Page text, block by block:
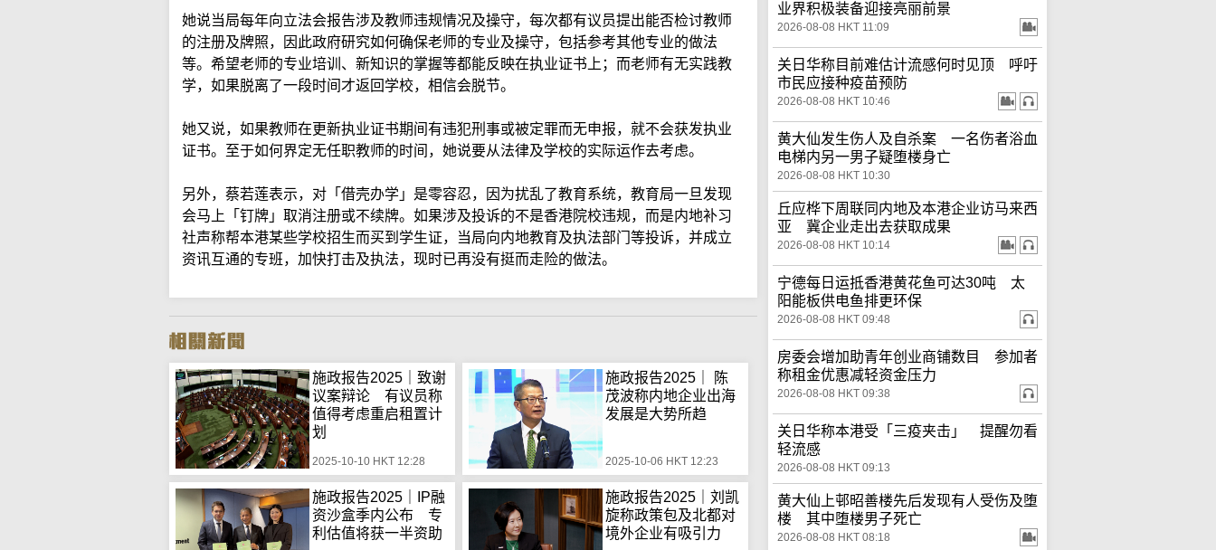
她说当局每年向立法会报告涉及教师违规情况及操守，每次都有议员提出能否检讨教师
的注册及牌照，因此政府研究如何确保老师的专业及操守，包括参考其他专业的做法
等。希望老师的专业培训、新知识的掌握等都能反映在执业证书上；而老师有无实践教
学，如果脱离了一段时间才返回学校，相信会脱节。
她又说，如果教师在更新执业证书期间有违犯刑事或被定罪而无申报，就不会获发执业
证书。至于如何界定无任职教师的时间，她说要从法律及学校的实际运作去考虑。
另外，蔡若莲表示，对「借壳办学」是零容忍，因为扰乱了教育系统，教育局一旦发现
会马上「钉牌」取消注册或不续牌。如果涉及投诉的不是香港院校违规，而是内地补习
社声称帮本港某些学校招生而买到学生证，当局向内地教育及执法部门等投诉，并成立
资讯互通的专班，加快打击及执法，现时已再没有挺而走险的做法。
施政报告2025｜致谢
议案辩论 有议员称
值得考虑重启租置计
划
2025-10-10 HKT 12:28
施政报告2025｜ 陈
茂波称内地企业出海
发展是大势所趋
2025-10-06 HKT 12:23
施政报告2025｜IP融
资沙盒季内公布 专
利估值将获一半资助
施政报告2025｜刘凯
旋称政策包及北都对
境外企业有吸引力
业界积极装备迎接亮丽前景
2026-08-08 HKT 11:09
关日华称目前难估计流感何时见顶 呼吁
市民应接种疫苗预防
2026-08-08 HKT 10:46
黄大仙发生伤人及自杀案 一名伤者浴血
电梯内另一男子疑堕楼身亡
2026-08-08 HKT 10:30
丘应桦下周联同内地及本港企业访马来西
亚 冀企业走出去获取成果
2026-08-08 HKT 10:14
宁德每日运抵香港黄花鱼可达30吨 太
阳能板供电鱼排更环保
2026-08-08 HKT 09:48
房委会增加助青年创业商铺数目 参加者
称租金优惠减轻资金压力
2026-08-08 HKT 09:38
关日华称本港受「三疫夹击」 提醒勿看
轻流感
2026-08-08 HKT 09:13
黄大仙上邨昭善楼先后发现有人受伤及堕
楼 其中堕楼男子死亡
2026-08-08 HKT 08:18